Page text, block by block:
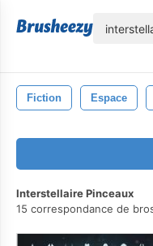
Fiction Espace
Interstellaire Pinceaux
15 correspondance de